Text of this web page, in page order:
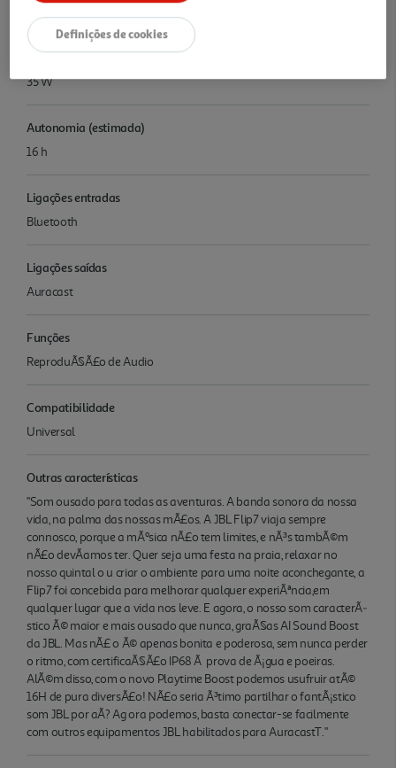
Potência
35 W
Autonomia (estimada)
16 h
Ligações entradas
Bluetooth
Ligações saídas
Auracast
Funções
ReproduÃ§Ã£o de Audio
Compatibilidade
Universal
Outras características
"Som ousado para todas as aventuras. A banda sonora da nossa
vida, na palma das nossas mÃ£os. A JBL Flip7 viaja sempre
connosco, porque a mÃºsica nÃ£o tem limites, e nÃ³s tambÃ©m
nÃ£o devÃ­amos ter. Quer seja uma festa na praia, relaxar no
nosso quintal o u criar o ambiente para uma noite aconchegante, a
Flip7 foi concebida para melhorar qualquer experiÃªncia,em
qualquer lugar que a vida nos leve. E agora, o nosso som caracterÃ­
stico Ã© maior e mais ousado que nunca, graÃ§as AI Sound Boost
da JBL. Mas nÃ£ o Ã© apenas bonita e poderosa, sem nunca perder
o ritmo, com certificaÃ§Ã£o IP68 Ã prova de Ã¡gua e poeiras.
AlÃ©m disso, com o novo Playtime Boost podemos usufruir atÃ©
16H de pura diversÃ£o! NÃ£o seria Ã³timo partilhar o fantÃ¡stico
som JBL por aÃ­? Ag ora podemos, basta conectar-se facilmente
com outros equipamentos JBL habilitados para AuracastT."
Definições de cookies